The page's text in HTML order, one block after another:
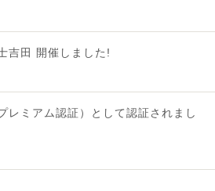
吉田 開催しました!
レミアム認証）として認証されまし